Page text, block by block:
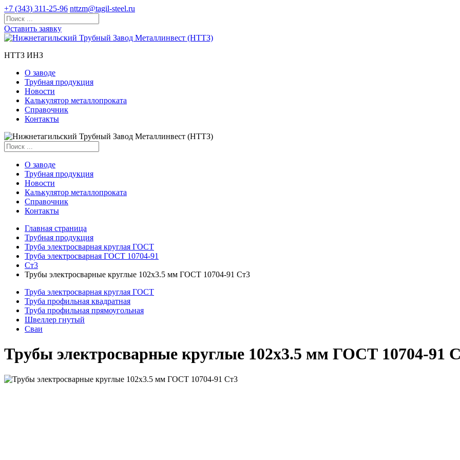
+7 (343) 311-25-96 nttzm@tagil-steel.ru
Оставить заявку
НТТЗ ИНЗ
О заводе
Трубная продукция
Новости
Калькулятор металлопроката
Справочник
Контакты
О заводе
Трубная продукция
Новости
Калькулятор металлопроката
Справочник
Контакты
Главная страница
Трубная продукция
Труба электросварная круглая ГОСТ
Труба электросварная ГОСТ 10704-91
Ст3
Трубы электросварные круглые 102x3.5 мм ГОСТ 10704-91 Ст3
Труба электросварная круглая ГОСТ
Труба профильная квадратная
Труба профильная прямоугольная
Швеллер гнутый
Сваи
Трубы электросварные круглые 102x3.5 мм ГОСТ 10704-91